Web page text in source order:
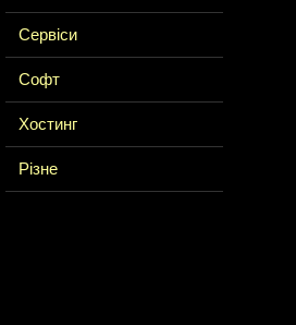
Сервіси
Софт
Хостинг
Різне